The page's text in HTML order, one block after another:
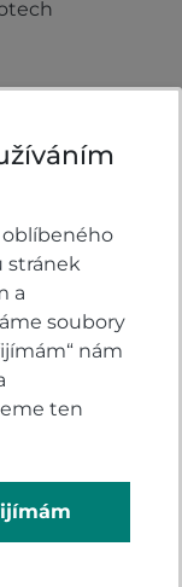
zajišťuje lepší
oblíbeného
stránek
a
soubory
nám
ten